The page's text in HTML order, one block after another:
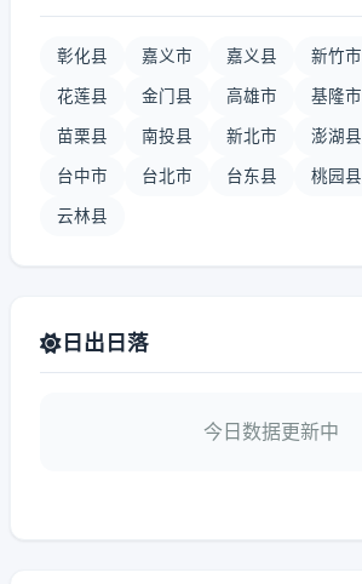
彰化县 嘉义市 嘉义县 新竹市
花莲县 金门县 高雄市 基隆市
苗栗县 南投县 新北市 澎湖县
台中市 台北市 台东县 桃园县
云林县
日出日落
今日数据更新中